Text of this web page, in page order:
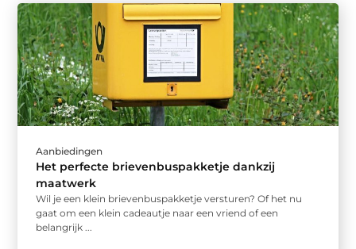
Aanbiedingen
Het perfecte brievenbuspakketje dankzij
maatwerk
Wil je een klein brievenbuspakketje versturen? Of het nu
gaat om een klein cadeautje naar een vriend of een
belangrijk ...